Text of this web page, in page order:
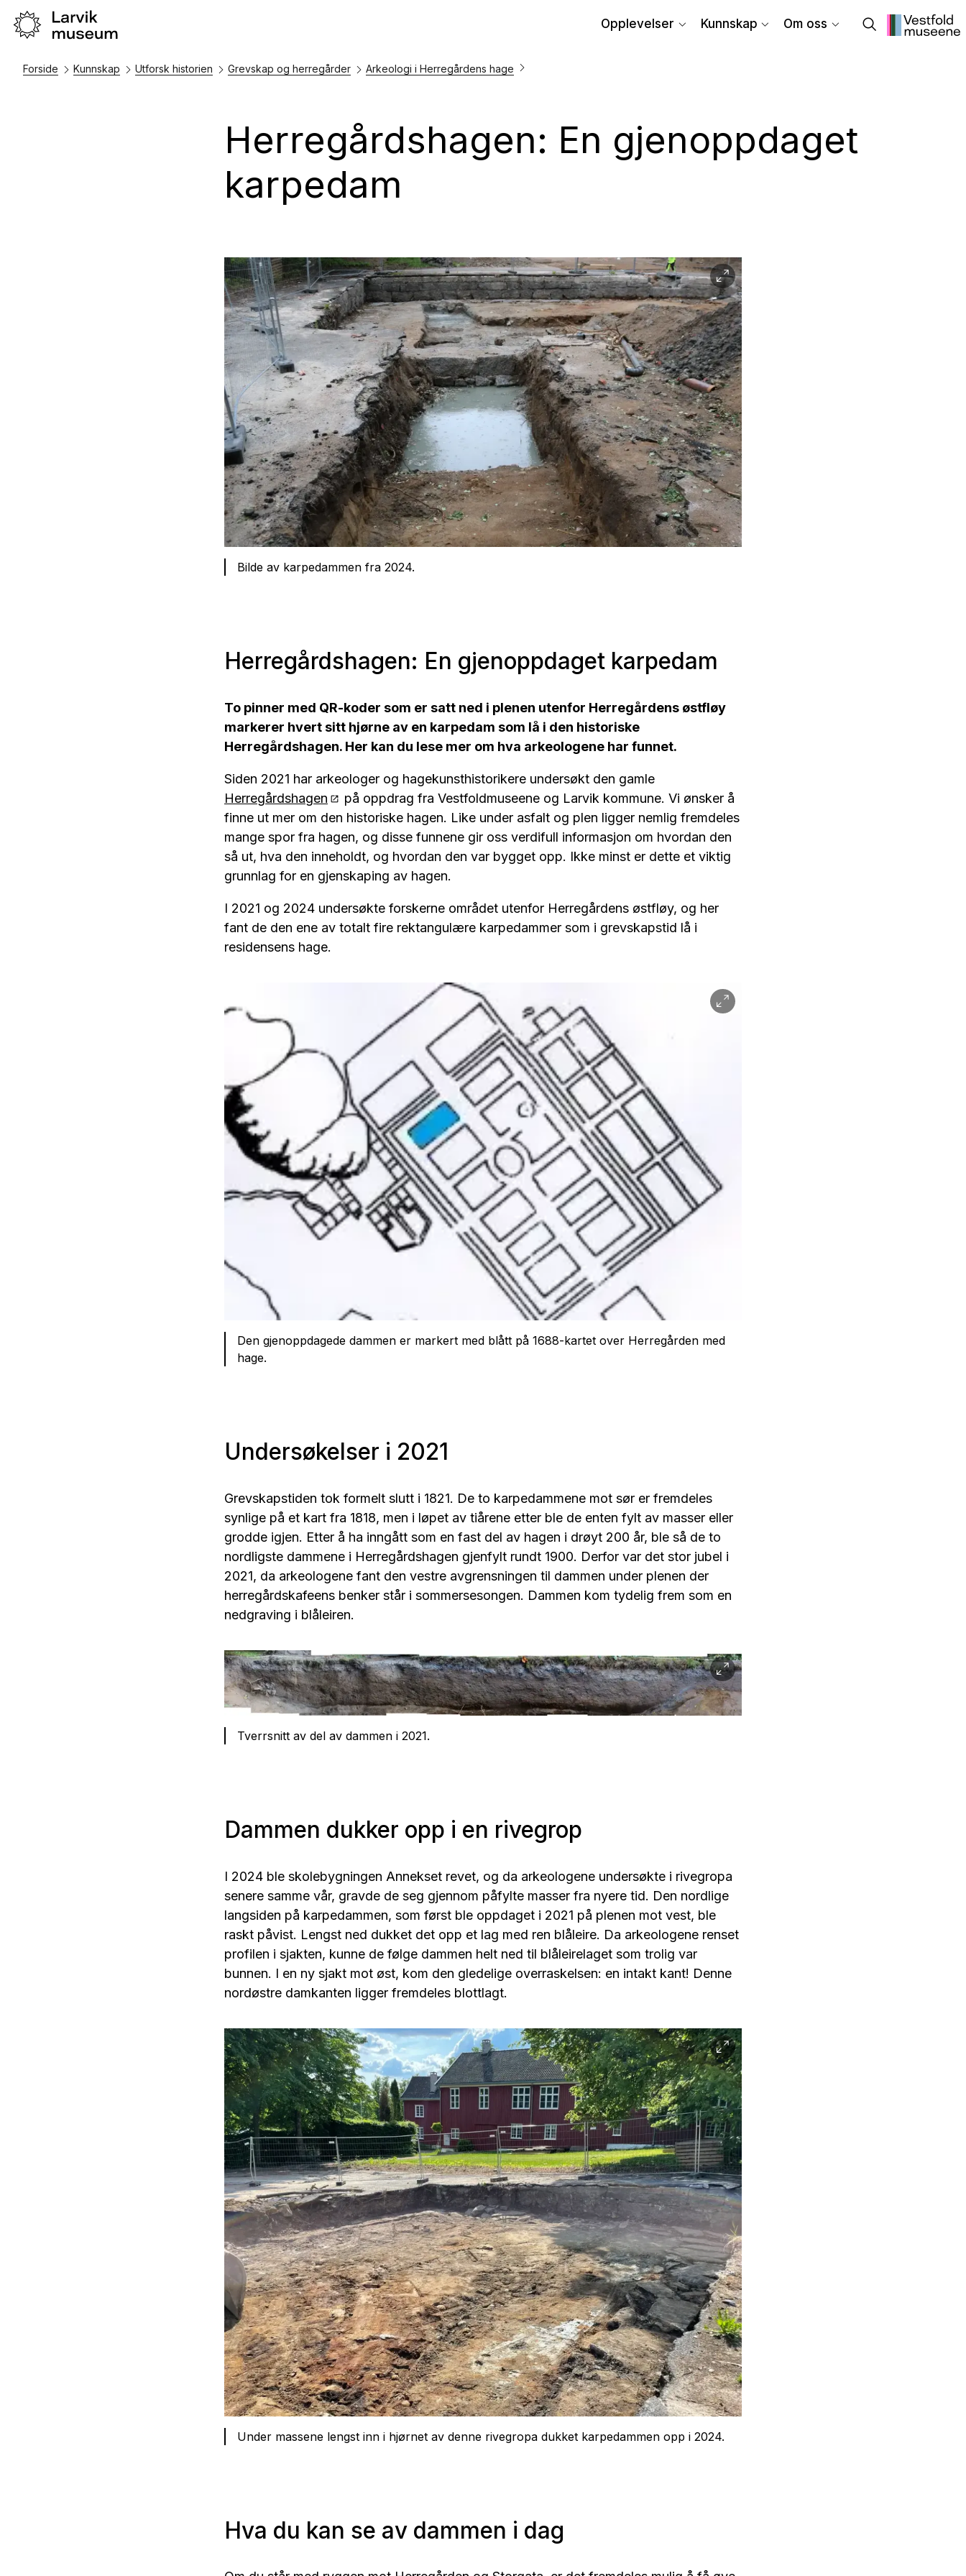
Opplevelser Kunnskap Om oss
Forside Kunnskap Utforsk historien Grevskap og herregårder Arkeologi i Herregårdens hage
Herregårdshagen: En gjenoppdaget
karpedam
Bilde av karpedammen fra 2024.
Herregårdshagen: En gjenoppdaget karpedam
To pinner med QR-koder som er satt ned i plenen utenfor Herregårdens østfløy
markerer hvert sitt hjørne av en karpedam som lå i den historiske
Herregårdshagen. Her kan du lese mer om hva arkeologene har funnet.
Siden 2021 har arkeologer og hagekunsthistorikere undersøkt den gamle
Herregårdshagen
på oppdrag fra Vestfoldmuseene og Larvik kommune. Vi ønsker å
finne ut mer om den historiske hagen. Like under asfalt og plen ligger nemlig fremdeles
mange spor fra hagen, og disse funnene gir oss verdifull informasjon om hvordan den
så ut, hva den inneholdt, og hvordan den var bygget opp. Ikke minst er dette et viktig
grunnlag for en gjenskaping av hagen.
I 2021 og 2024 undersøkte forskerne området utenfor Herregårdens østfløy, og her
fant de den ene av totalt fire rektangulære karpedammer som i grevskapstid lå i
residensens hage.
Den gjenoppdagede dammen er markert med blått på 1688-kartet over Herregården med
hage.
Undersøkelser i 2021
Grevskapstiden tok formelt slutt i 1821. De to karpedammene mot sør er fremdeles
synlige på et kart fra 1818, men i løpet av tiårene etter ble de enten fylt av masser eller
grodde igjen. Etter å ha inngått som en fast del av hagen i drøyt 200 år, ble så de to
nordligste dammene i Herregårdshagen gjenfylt rundt 1900. Derfor var det stor jubel i
2021, da arkeologene fant den vestre avgrensningen til dammen under plenen der
herregårdskafeens benker står i sommersesongen. Dammen kom tydelig frem som en
nedgraving i blåleiren.
Tverrsnitt av del av dammen i 2021.
Dammen dukker opp i en rivegrop
I 2024 ble skolebygningen Annekset revet, og da arkeologene undersøkte i rivegropa
senere samme vår, gravde de seg gjennom påfylte masser fra nyere tid. Den nordlige
langsiden på karpedammen, som først ble oppdaget i 2021 på plenen mot vest, ble
raskt påvist. Lengst ned dukket det opp et lag med ren blåleire. Da arkeologene renset
profilen i sjakten, kunne de følge dammen helt ned til blåleirelaget som trolig var
bunnen. I en ny sjakt mot øst, kom den gledelige overraskelsen: en intakt kant! Denne
nordøstre damkanten ligger fremdeles blottlagt.
Under massene lengst inn i hjørnet av denne rivegropa dukket karpedammen opp i 2024.
Hva du kan se av dammen i dag